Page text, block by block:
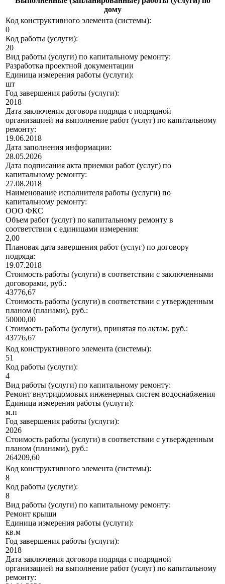
дому
Код конструктивного элемента (системы):
0
Код работы (услуги):
20
Вид работы (услуги) по капитальному ремонту:
Разработка проектной документации
Единица измерения работы (услуги):
шт
Год завершения работы (услуги):
2018
Дата заключения договора подряда с подрядной
организацией на выполнение работ (услуг) по капитальному
ремонту:
19.06.2018
Дата заполнения информации:
28.05.2026
Дата подписания акта приемки работ (услуг) по
капитальному ремонту:
27.08.2018
Наименование исполнителя работы (услуги) по
капитальному ремонту:
ООО ФКС
Объем работ (услуг) по капитальному ремонту в
соответствии с единицами измерения:
2,00
Плановая дата завершения работ (услуг) по договору
подряда:
19.07.2018
Стоимость работы (услуги) в соответствии с заключенными
договорами, руб.:
43776,67
Стоимость работы (услуги) в соответствии с утвержденным
планом (планами), руб.:
50000,00
Стоимость работы (услуги), принятая по актам, руб.:
43776,67
Код конструктивного элемента (системы):
51
Код работы (услуги):
4
Вид работы (услуги) по капитальному ремонту:
Ремонт внутридомовых инженерных систем водоснабжения
Единица измерения работы (услуги):
м.п
Год завершения работы (услуги):
2026
Стоимость работы (услуги) в соответствии с утвержденным
планом (планами), руб.:
264209,60
Код конструктивного элемента (системы):
8
Код работы (услуги):
8
Вид работы (услуги) по капитальному ремонту:
Ремонт крыши
Единица измерения работы (услуги):
кв.м
Год завершения работы (услуги):
2018
Дата заключения договора подряда с подрядной
организацией на выполнение работ (услуг) по капитальному
ремонту: